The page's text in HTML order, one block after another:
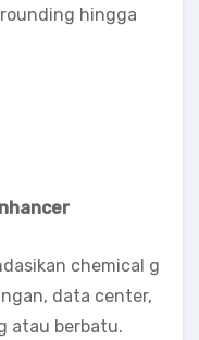
hingga
chemical g
data center,
atau berbatu.